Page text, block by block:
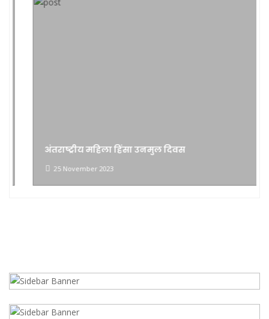
अंतराष्ट्रीय महिला हिंसा उनमुल दिवस
25 November 2023